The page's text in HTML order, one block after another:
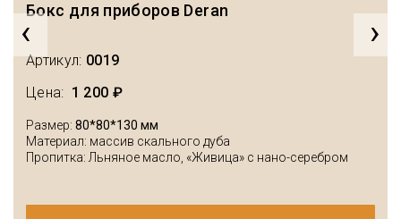
Бокс для приборов Deran
Артикул: 0019
Цена: 1 200 ₽
Размер: 80*80*130 мм
Материал: массив скального дуба
Пропитка: Льняное масло, «Живица» с нано-серебром
‹ ›